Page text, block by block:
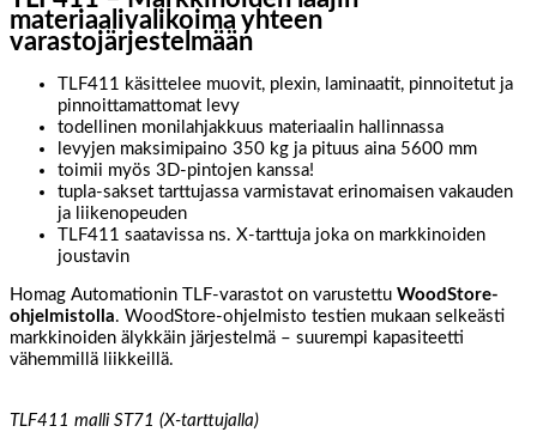
materiaalivalikoima yhteen
varastojärjestelmään
TLF411 käsittelee muovit, plexin, laminaatit, pinnoitetut ja
pinnoittamattomat levy
todellinen monilahjakkuus materiaalin hallinnassa
levyjen maksimipaino 350 kg ja pituus aina 5600 mm
toimii myös 3D-pintojen kanssa!
tupla-sakset tarttujassa varmistavat erinomaisen vakauden
ja liikenopeuden
TLF411 saatavissa ns. X-tarttuja joka on markkinoiden
joustavin
Homag Automationin TLF-varastot on varustettu WoodStore-
ohjelmistolla. WoodStore-ohjelmisto testien mukaan selkeästi
markkinoiden älykkäin järjestelmä – suurempi kapasiteetti
vähemmillä liikkeillä.
TLF411 malli ST71 (X-tarttujalla)